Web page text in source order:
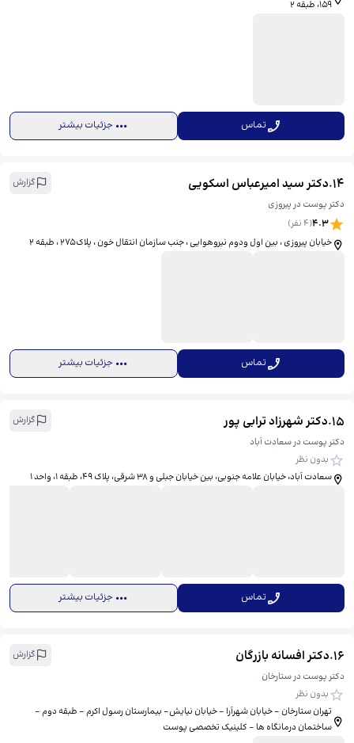
159، طبقه 2
تماس جزئیات بیشتر
14
.دکتر سید امیرعباس اسکویی
گزارش
دکتر پوست در پیروزی
4.3
(
4نفر)
خیابان پیروزی ، بین اول ودوم نیروهوایی ، جنب سازمان انتقال خون ، پلاک275 ، طبقه 2
تماس جزئیات بیشتر
15
.دکتر شهرزاد ترابی پور
گزارش
دکتر پوست در سعادت آباد
بدون نظر
سعادت آباد، خیابان علامه جنوبی، بین خیابان جبلی و 38 شرقی، پلاک 49، طبقه 1، واحد 1
تماس جزئیات بیشتر
16
.دکتر افسانه بازرگان
گزارش
دکتر پوست در ستارخان
بدون نظر
تهران ستارخان - خیابان شهرآرا - خیابان نیایش- بیمارستان رسول اکرم - طبقه دوم -
ساختمان درمانگاه ها - کلینیک تخصصی پوست